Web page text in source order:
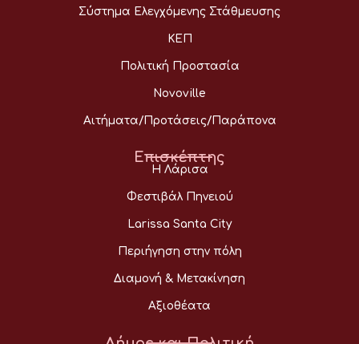
Σύστημα Ελεγχόμενης Στάθμευσης
ΚΕΠ
Πολιτική Προστασία
Novoville
Αιτήματα/Προτάσεις/Παράπονα
Επισκέπτης
Η Λάρισα
Φεστιβάλ Πηνειού
Larissa Santa City
Περιήγηση στην πόλη
Διαμονή & Μετακίνηση
Αξιοθέατα